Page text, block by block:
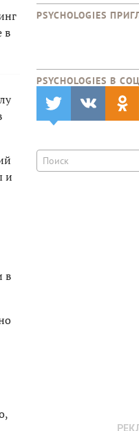
в
и
в
PSYCHOLOGIES
PSYCHOLOGIES В